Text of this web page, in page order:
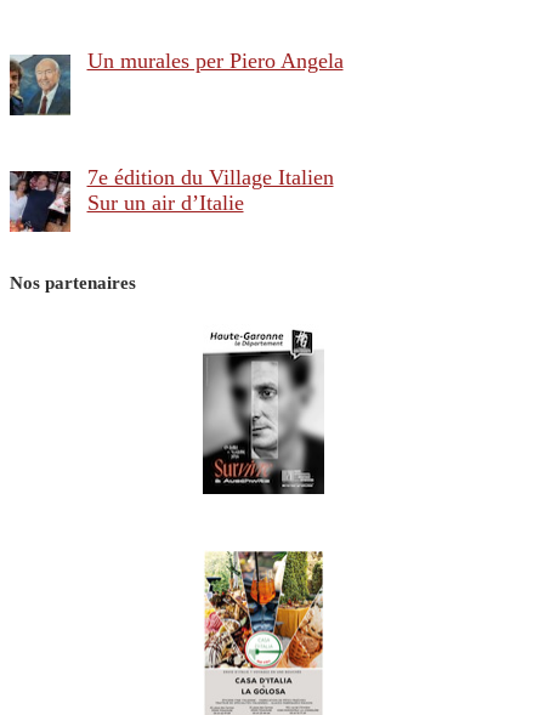
Un murales per Piero Angela
7e édition du Village Italien
Sur un air d’Italie
Nos partenaires